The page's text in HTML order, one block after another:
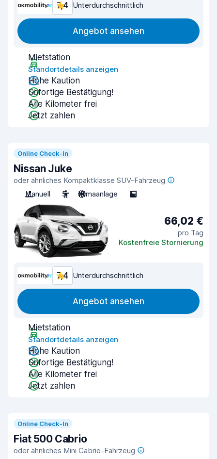
7,4 Unterdurchschnittlich
Angebot ansehen
Mietstation
Standortdetails anzeigen
Hohe Kaution
Sofortige Bestätigung!
Alle Kilometer frei
Jetzt zahlen
Online Check-In
Nissan Juke
oder ähnliches Kompaktklasse SUV-Fahrzeug
Manuell
5 Klimaanlage 5
66,02 €
pro Tag
Kostenfreie Stornierung
7,4 Unterdurchschnittlich
Angebot ansehen
Mietstation
Standortdetails anzeigen
Hohe Kaution
Sofortige Bestätigung!
Alle Kilometer frei
Jetzt zahlen
Online Check-In
Fiat 500 Cabrio
oder ähnliches Mini Cabrio-Fahrzeug